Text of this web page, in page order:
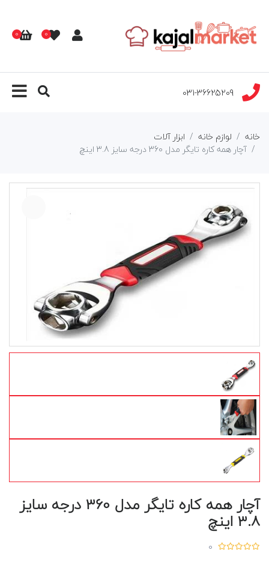
0
0
031-36625209
خانه لوازم خانه
ابزار آلات
آچار همه کاره تایگر مدل 360 درجه سایز 3.8 اینچ
آچار همه کاره تایگر مدل 360 درجه سایز
3.8 اینچ
0